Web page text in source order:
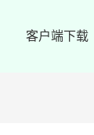
客户端下载